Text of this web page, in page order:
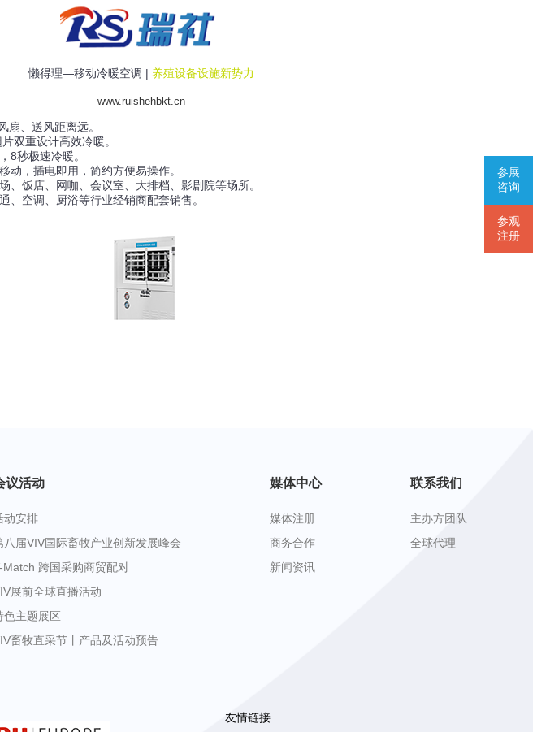
参展
咨询
参观
注册
懒得理—移动冷暖空调 | 养殖设备设施新势力
www.ruishehbkt.cn
扇、送风距离远。
双重设计高效冷暖。
秒极速冷暖。
，插电即用，简约方便易操作。
饭店、网咖、会议室、大排档、影剧院等场所。
空调、厨浴等行业经销商配套销售。
议活动
动安排
八届VIV国际畜牧产业创新发展峰会
Match 跨国采购商贸配对
展前全球直播活动
色主题展区
畜牧直采节丨产品及活动预告
媒体中心
媒体注册
商务合作
新闻资讯
联系我们
主办方团队
全球代理
友情链接